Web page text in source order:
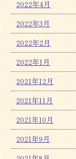
2022年4月
2022年3月
2022年2月
2022年1月
2021年12月
2021年11月
2021年10月
2021年9月